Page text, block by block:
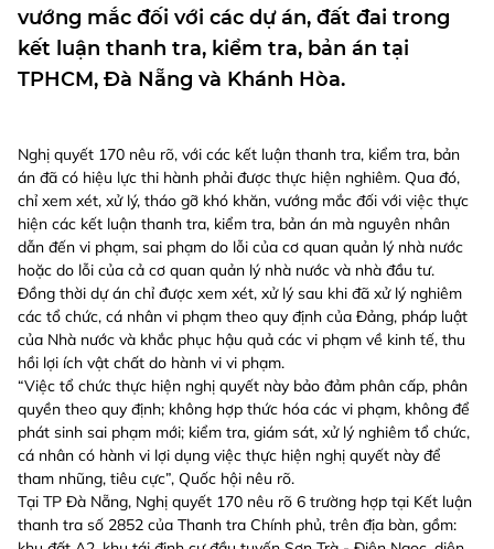
vướng mắc đối với các dự án, đất đai trong
kết luận thanh tra, kiểm tra, bản án tại
TPHCM, Đà Nẵng và Khánh Hòa.
Nghị quyết 170 nêu rõ, với các kết luận thanh tra, kiểm tra, bản
án đã có hiệu lực thi hành phải được thực hiện nghiêm. Qua đó,
chỉ xem xét, xử lý, tháo gỡ khó khăn, vướng mắc đối với việc thực
hiện các kết luận thanh tra, kiểm tra, bản án mà nguyên nhân
dẫn đến vi phạm, sai phạm do lỗi của cơ quan quản lý nhà nước
hoặc do lỗi của cả cơ quan quản lý nhà nước và nhà đầu tư.
Đồng thời dự án chỉ được xem xét, xử lý sau khi đã xử lý nghiêm
các tổ chức, cá nhân vi phạm theo quy định của Đảng, pháp luật
của Nhà nước và khắc phục hậu quả các vi phạm về kinh tế, thu
hồi lợi ích vật chất do hành vi vi phạm.
“Việc tổ chức thực hiện nghị quyết này bảo đảm phân cấp, phân
quyền theo quy định; không hợp thức hóa các vi phạm, không để
phát sinh sai phạm mới; kiểm tra, giám sát, xử lý nghiêm tổ chức,
cá nhân có hành vi lợi dụng việc thực hiện nghị quyết này để
tham nhũng, tiêu cực”, Quốc hội nêu rõ.
Tại TP Đà Nẵng, Nghị quyết 170 nêu rõ 6 trường hợp tại Kết luận
thanh tra số 2852 của Thanh tra Chính phủ, trên địa bàn, gồm: